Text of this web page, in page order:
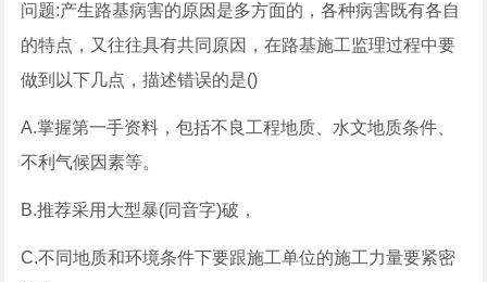
问题:产生路基病害的原因是多方面的，各种病害既有各自
的特点，又往往具有共同原因，在路基施工监理过程中要
做到以下几点，描述错误的是()
A.掌握第一手资料，包括不良工程地质、水文地质条件、
不利气候因素等。
B.推荐采用大型暴(同音字)破，
C.不同地质和环境条件下要跟施工单位的施工力量要紧密